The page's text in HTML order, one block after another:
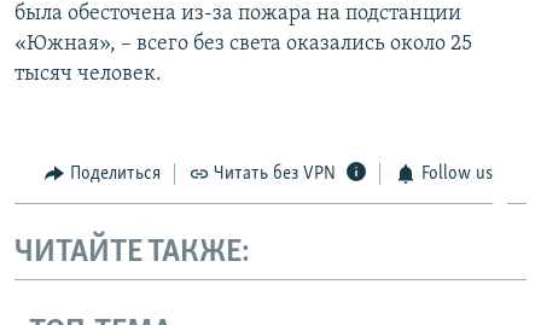
была обесточена из-за пожара на подстанции
«Южная», – всего без света оказались около 25
тысяч человек.
Поделиться Читать без VPN Follow us
ЧИТАЙТЕ ТАКЖЕ: